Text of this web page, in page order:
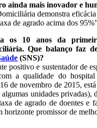
ainda mais inovador e
os 10 anos da
Que balanço faz
(SNS)?
positivo e sustentador de
a qualidade do
de novembro de 2015,
unidades privadas),
de agrado de doentes e
horizonte promissor de